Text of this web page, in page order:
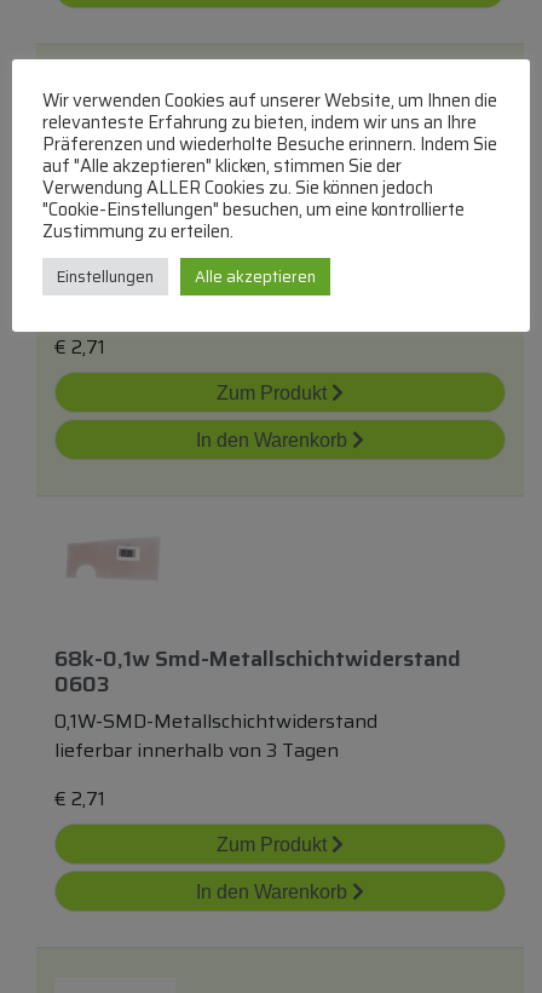
1,0k-0,1w Smd-Metallschichtwiderstand
0603 -rohs-Konform-
0,1W-SMD-Metallschichtwiderstand
lieferbar innerhalb von 3 Tagen
€ 2,71
Zum Produkt
In den Warenkorb
68k-0,1w Smd-Metallschichtwiderstand
0603
0,1W-SMD-Metallschichtwiderstand
lieferbar innerhalb von 3 Tagen
€ 2,71
Zum Produkt
In den Warenkorb
Wir verwenden Cookies auf unserer Website, um Ihnen die
relevanteste Erfahrung zu bieten, indem wir uns an Ihre
Präferenzen und wiederholte Besuche erinnern. Indem Sie
auf "Alle akzeptieren" klicken, stimmen Sie der
Verwendung ALLER Cookies zu. Sie können jedoch
"Cookie-Einstellungen" besuchen, um eine kontrollierte
Zustimmung zu erteilen.
Einstellungen Alle akzeptieren